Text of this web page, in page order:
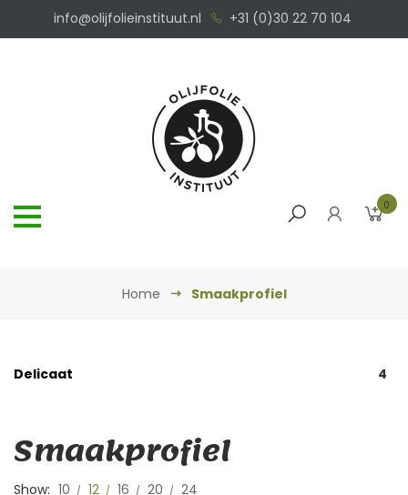
info@olijfolieinstituut.nl +31 (0)30 22 70 104
0
Home Smaakprofiel
Delicaat 4
Smaakprofiel
Show: 10 12 16 20
24